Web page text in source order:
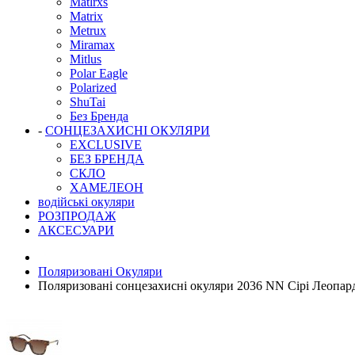
Matrix
Metrux
Miramax
Mitlus
Polar Eagle
Polarized
ShuTai
Без Бренда
- СОНЦЕЗАХИСНІ ОКУЛЯРИ
EXCLUSIVE
БЕЗ БРЕНДА
СКЛО
ХАМЕЛЕОН
водійські окуляри
РОЗПРОДАЖ
АКСЕСУАРИ
Поляризовані Окуляри
Поляризовані сонцезахисні окуляри 2036 NN Сірі